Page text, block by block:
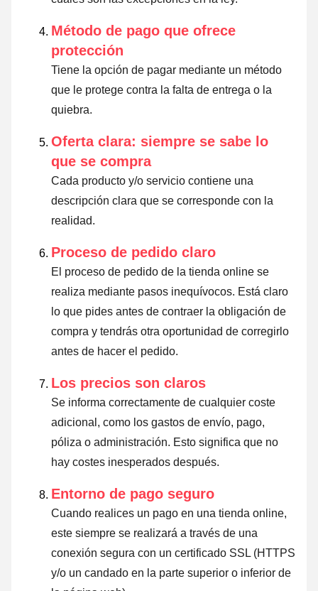
Método de pago que ofrece
protección
Tiene la opción de pagar mediante un método
que le protege contra la falta de entrega o la
quiebra.
Oferta clara: siempre se sabe lo
que se compra
Cada producto y/o servicio contiene una
descripción clara que se corresponde con la
realidad.
Proceso de pedido claro
El proceso de pedido de la tienda online se
realiza mediante pasos inequívocos. Está claro
lo que pides antes de contraer la obligación de
compra y tendrás otra oportunidad de corregirlo
antes de hacer el pedido.
Los precios son claros
Se informa correctamente de cualquier coste
adicional, como los gastos de envío, pago,
póliza o administración. Esto significa que no
hay costes inesperados después.
Entorno de pago seguro
Cuando realices un pago en una tienda online,
este siempre se realizará a través de una
conexión segura con un certificado SSL (HTTPS
y/o un candado en la parte superior o inferior de